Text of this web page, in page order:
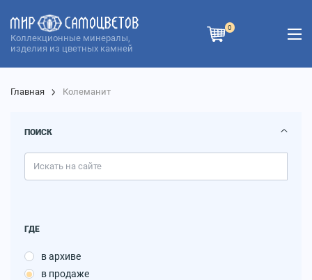
Коллекционные минералы,
изделия из цветных камней
0
Главная Колеманит
ПОИСК
ГДЕ
в архиве
в продаже